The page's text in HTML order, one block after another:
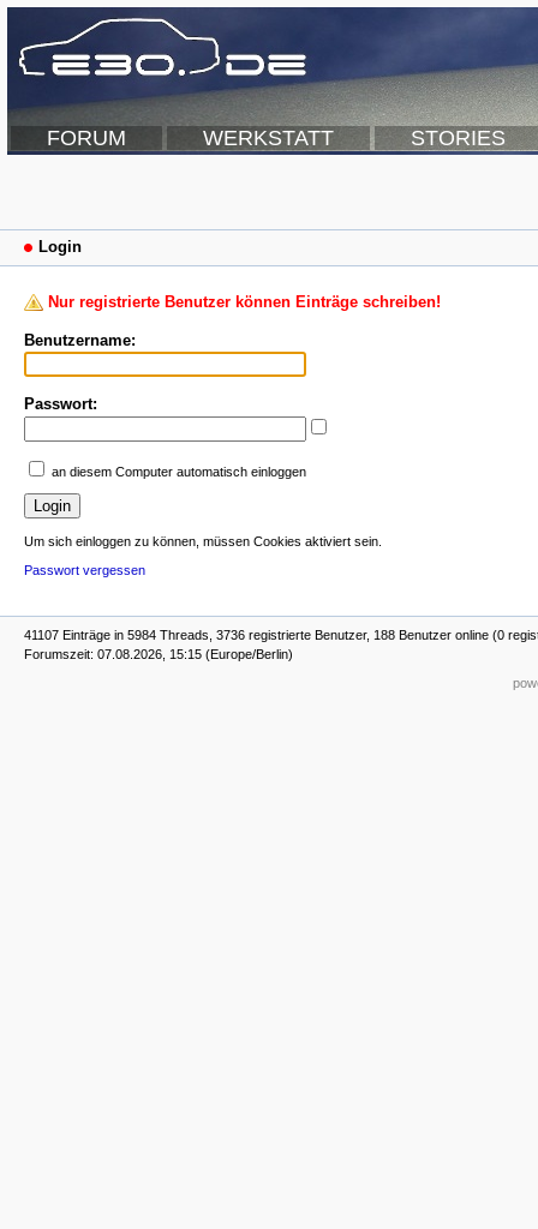
FORUM WERKSTATT STORIES
Login
Nur registrierte Benutzer können Einträge schreiben!
Benutzername:
Passwort:
an diesem Computer automatisch einloggen
Um sich einloggen zu können, müssen Cookies aktiviert sein.
Passwort vergessen
41107 Einträge in 5984 Threads, 3736 registrierte Benutzer, 188 Benutzer online (0
Forumszeit: 07.08.2026, 15:15 (Europe/Berlin)